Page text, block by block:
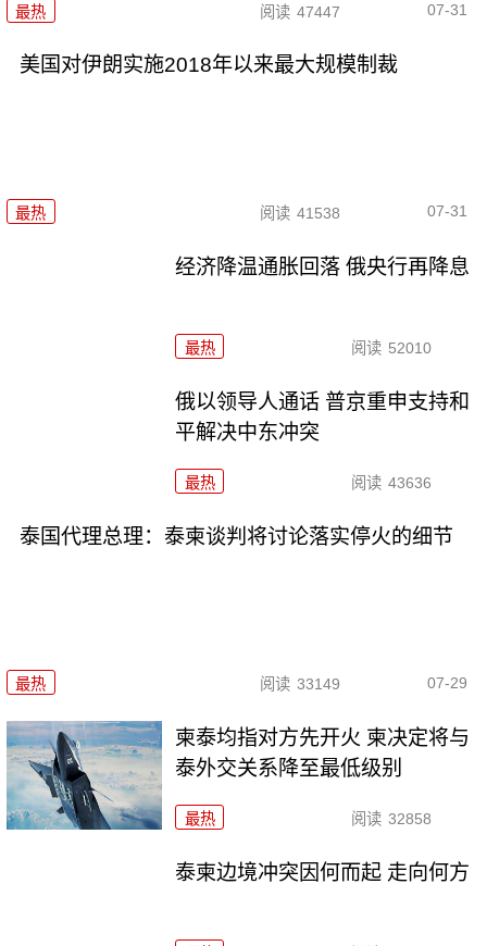
最热 阅读 47447 07-31
美国对伊朗实施2018年以来最大规模制裁
最热 阅读 41538 07-31
经济降温通胀回落 俄央行再降息
最热 阅读 52010
俄以领导人通话 普京重申支持和
平解决中东冲突
最热 阅读 43636
泰国代理总理：泰柬谈判将讨论落实停火的细节
最热 阅读 33149 07-29
柬泰均指对方先开火 柬决定将与
泰外交关系降至最低级别
最热 阅读 32858
泰柬边境冲突因何而起 走向何方